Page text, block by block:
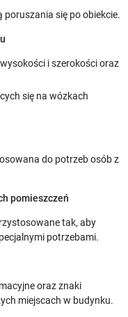
poruszania się po obiekcie.
i szerokości oraz
się na wózkach
do potrzeb osób z
pomieszczeń
tak, aby
potrzebami.
oraz znaki
miejscach w budynku.